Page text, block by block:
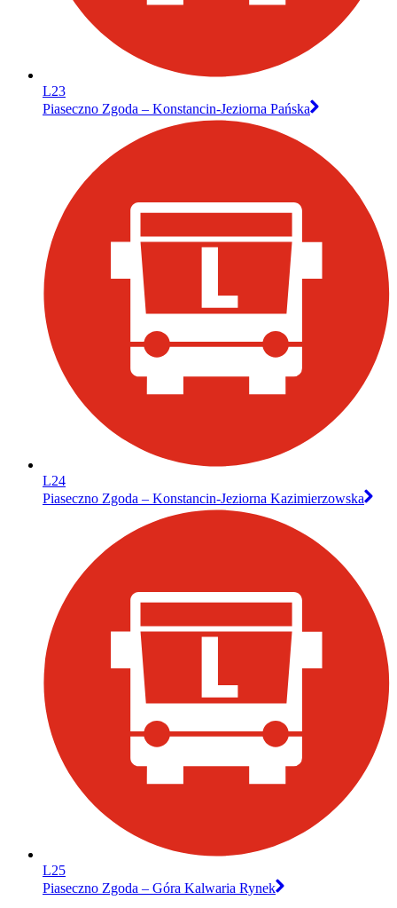
L23
Piaseczno Zgoda – Konstancin-Jeziorna Pańska
L24
Piaseczno Zgoda – Konstancin-Jeziorna Kazimierzowska
L25
Piaseczno Zgoda – Góra Kalwaria Rynek